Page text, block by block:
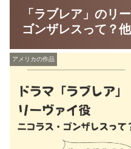
「ラブレア」のリ
ゴンザレスって？
アメリカの作品